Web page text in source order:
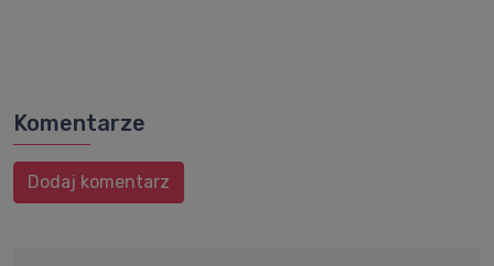
Komentarze
Dodaj komentarz